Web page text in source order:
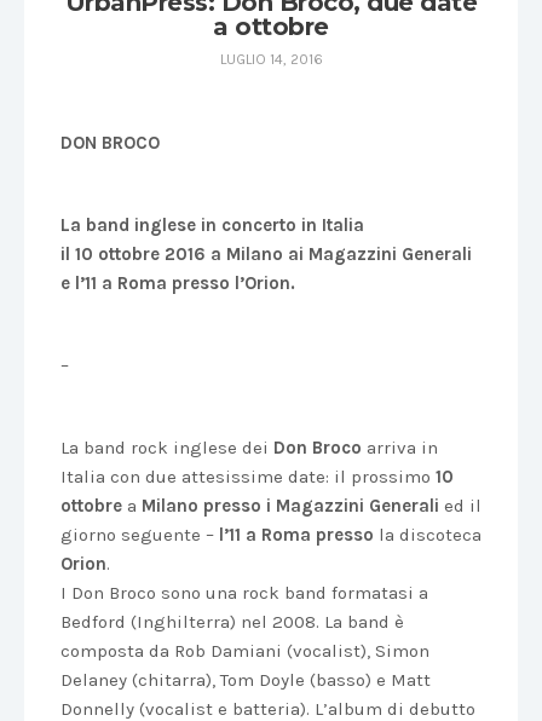
a ottobre
LUGLIO 14, 2016
DON BROCO
La band inglese in concerto in Italia
il 10 ottobre 2016 a Milano ai Magazzini Generali
e l’11 a Roma presso l’Orion.
–
La band rock inglese dei Don Broco arriva in
Italia con due attesissime date: il prossimo 10
ottobre a Milano presso i Magazzini Generali ed il
giorno seguente – l’11 a Roma presso la discoteca
Orion.
I Don Broco sono una rock band formatasi a
Bedford (Inghilterra) nel 2008. La band è
composta da Rob Damiani (vocalist), Simon
Delaney (chitarra), Tom Doyle (basso) e Matt
Donnelly (vocalist e batteria). L’album di debutto